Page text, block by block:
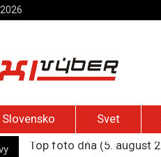
Slovensko Svet
Po útoku nožnicami